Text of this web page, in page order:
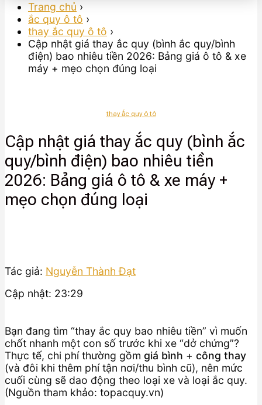
Trang chủ ›
ắc quy ô tô ›
thay ắc quy ô tô ›
Cập nhật giá thay ắc quy (bình ắc quy/bình
điện) bao nhiêu tiền 2026: Bảng giá ô tô & xe
máy + mẹo chọn đúng loại
thay ắc quy ô tô
Cập nhật giá thay ắc quy (bình ắc
quy/bình điện) bao nhiêu tiền
2026: Bảng giá ô tô & xe máy +
mẹo chọn đúng loại
Tác giả: Nguyễn Thành Đạt
Cập nhật: 23:29
Bạn đang tìm “thay ắc quy bao nhiêu tiền” vì muốn
chốt nhanh một con số trước khi xe “dở chứng”?
Thực tế, chi phí thường gồm giá bình + công thay
(và đôi khi thêm phí tận nơi/thu bình cũ), nên mức
cuối cùng sẽ dao động theo loại xe và loại ắc quy.
(Nguồn tham khảo: topacquy.vn)